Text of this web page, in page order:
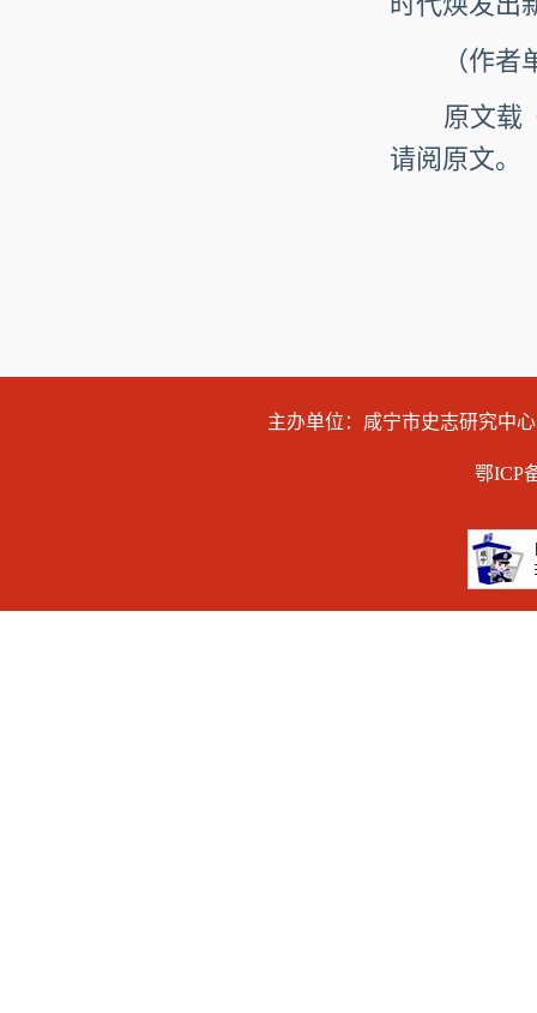
（作者单
原文载《
请阅原文。
主办单位：咸宁市史志研究中
鄂ICP